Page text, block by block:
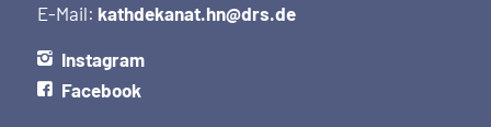
E-Mail: kathdekanat.hn@drs.de
Instagram
Facebook